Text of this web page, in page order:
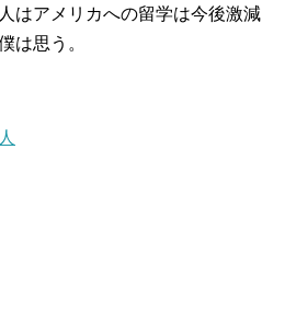
はアメリカへの留学は今後激減
は思う。